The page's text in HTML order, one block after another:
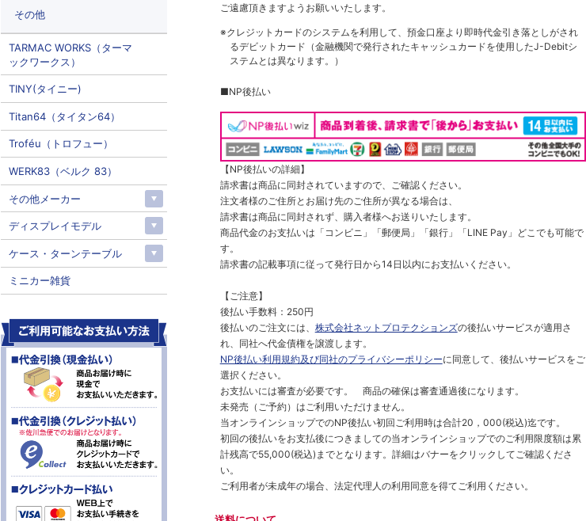
ご遠慮頂きますようお願いいたします。
※クレジットカードのシステムを利用して、預金口座より即時代金引き落としがされ
るデビットカード（金融機関で発行されたキャッシュカードを使用したJ-Debitシ
ステムとは異なります。）
■NP後払い
【NP後払いの詳細】
請求書は商品に同封されていますので、ご確認ください。
注文者様のご住所とお届け先のご住所が異なる場合は、
請求書は商品に同封されず、購入者様へお送りいたします。
商品代金のお支払いは「コンビニ」「郵便局」「銀行」「LINE Pay」どこでも可能で
す。
請求書の記載事項に従って発行日から14日以内にお支払いください。
【ご注意】
後払い手数料：250円
後払いのご注文には、 株式会社ネットプロテクションズの後払いサービスが適用さ
れ、同社へ代金債権を譲渡します。
NP後払い利用規約及び同社のプライバシーポリシーに同意して、後払いサービスをご
選択ください。
お支払いには審査が必要です。 商品の確保は審査通過後になります。
未発売（ご予約）はご利用いただけません。
当オンラインショップでのNP後払い初回ご利用時は合計20，000(税込)迄です。
初回の後払いをお支払後につきましての当オンラインショップでのご利用限度額は累
計残高で55,000(税込)までとなります。詳細はバナーをクリックしてご確認くださ
い。
ご利用者が未成年の場合、法定代理人の利用同意を得てご利用ください。
その他
TARMAC WORKS（ターマ
ックワークス）
TINY(タイニー)
Titan64（タイタン64）
Troféu（トロフュー）
WERK83（ベルク 83）
その他メーカー
ディスプレイモデル
ケース・ターンテーブル
ミニカー雑貨